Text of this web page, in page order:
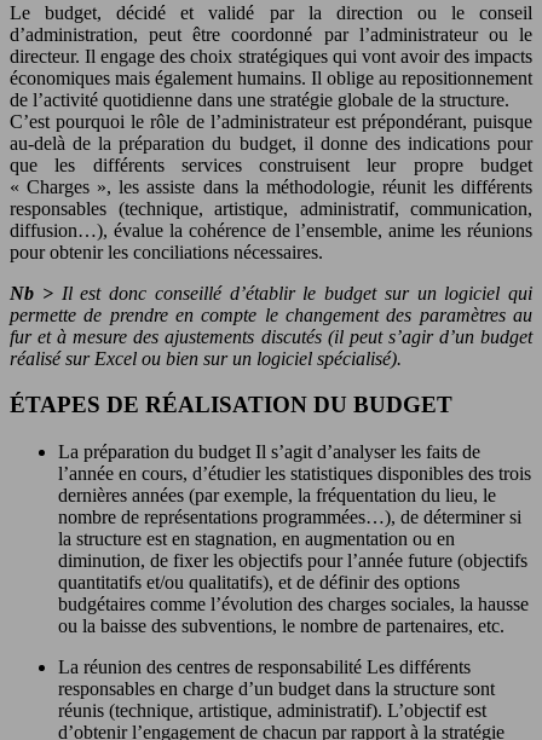
Le budget, décidé et validé par la direction ou le conseil
d’administration, peut être coordonné par l’administrateur ou le
directeur. Il engage des choix stratégiques qui vont avoir des impacts
économiques mais également humains. Il oblige au repositionnement
de l’activité quotidienne dans une stratégie globale de la structure.
C’est pourquoi le rôle de l’administrateur est prépondérant, puisque
au-delà de la préparation du budget, il donne des indications pour
que les différents services construisent leur propre budget
« Charges », les assiste dans la méthodologie, réunit les différents
responsables (technique, artistique, administratif, communication,
diffusion…), évalue la cohérence de l’ensemble, anime les réunions
pour obtenir les conciliations nécessaires.
Nb >Il est donc conseillé d’établir le budget sur un logiciel qui
permette de prendre en compte le changement des paramètres au
fur et à mesure des ajustements discutés (il peut s’agir d’un budget
réalisé sur Excel ou bien sur un logiciel spécialisé).
ÉTAPES DE RÉALISATION DU BUDGET
La préparation du budget Il s’agit d’analyser les faits de
l’année en cours, d’étudier les statistiques disponibles des trois
dernières années (par exemple, la fréquentation du lieu, le
nombre de représentations programmées…), de déterminer si
la structure est en stagnation, en augmentation ou en
diminution, de fixer les objectifs pour l’année future (objectifs
quantitatifs et/ou qualitatifs), et de définir des options
budgétaires comme l’évolution des charges sociales, la hausse
ou la baisse des subventions, le nombre de partenaires, etc.
La réunion des centres de responsabilité Les différents
responsables en charge d’un budget dans la structure sont
réunis (technique, artistique, administratif). L’objectif est
d’obtenir l’engagement de chacun par rapport à la stratégie